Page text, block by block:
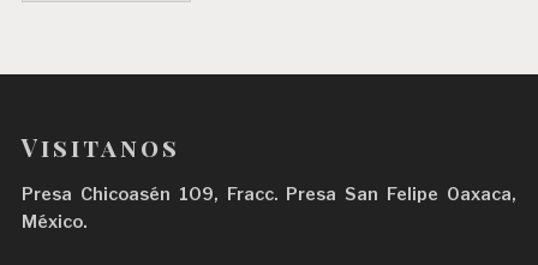
Visitanos
Presa Chicoasén 109, Fracc. Presa San Felipe Oaxaca,
México.